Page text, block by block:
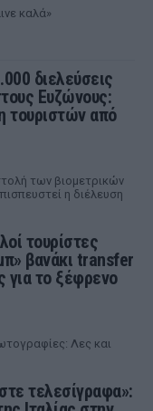
καλά»
διελεύσεις
Ευζώνους:
τουριστών από
των βιομετρικών
η διέλευση
τουρίστες
βανάκι transfer
για το ξέφρενο
Λες και
τελεσίγραφα»: